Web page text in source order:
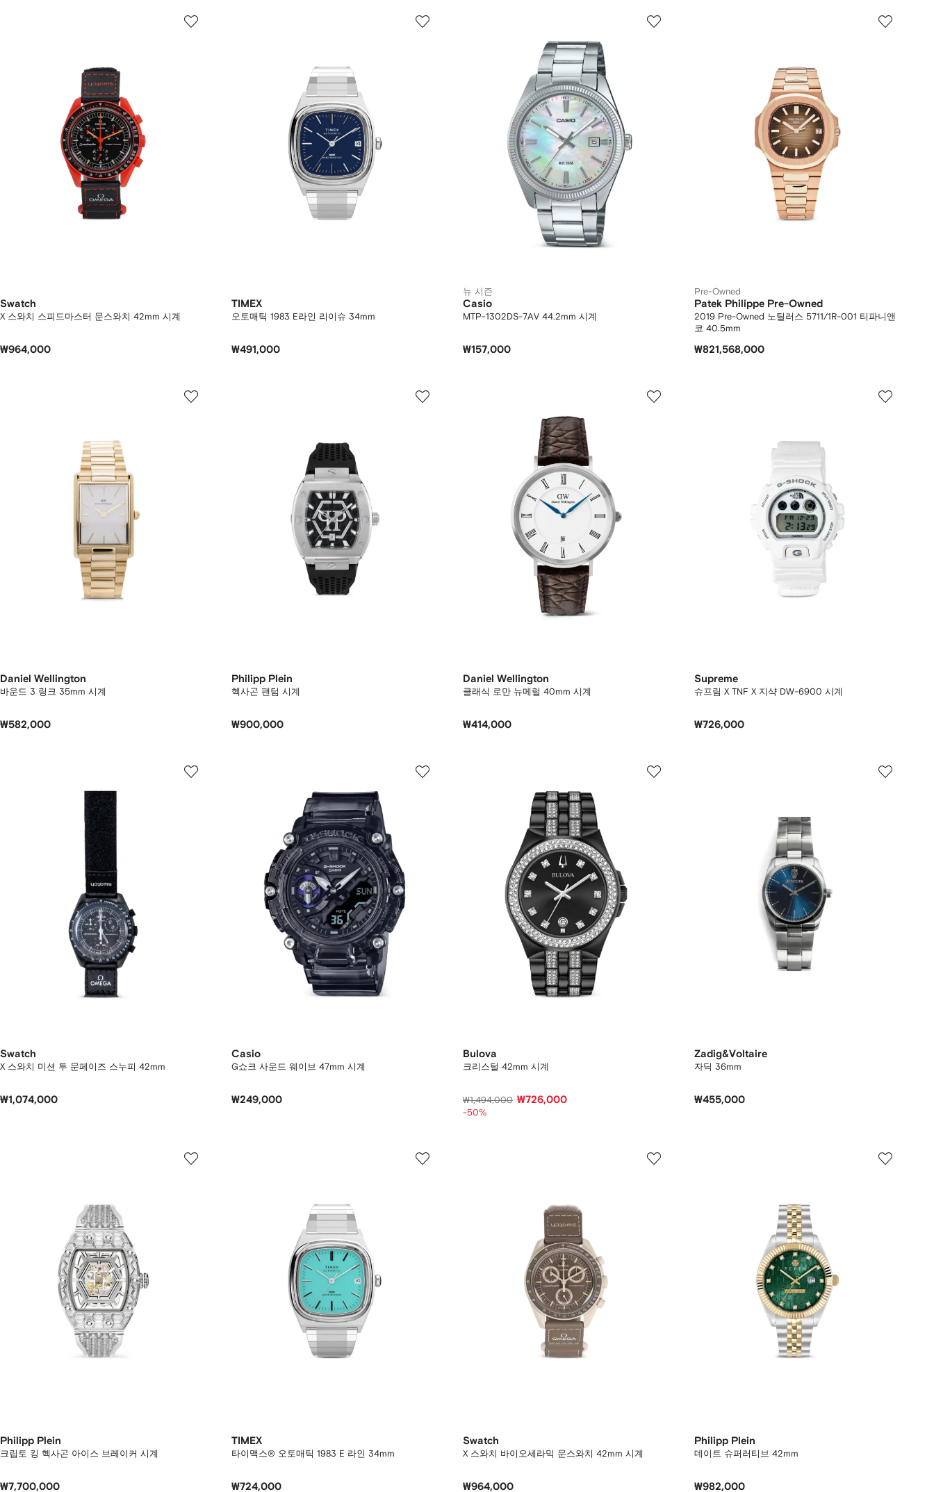
Swatch
X 스와치 스피드마스터 문스와치 42mm 시계
₩964,000
TIMEX
오토매틱 1983 E라인 리이슈 34mm
₩491,000
뉴 시즌
Casio
MTP-1302DS-7AV 44.2mm 시계
₩157,000
Pre-Owned
Patek Philippe Pre-Owned
2019 Pre-Owned 노틸러스 5711/1R-001 티파니앤
코 40.5mm
₩821,568,000
Daniel Wellington
바운드 3 링크 35mm 시계
₩582,000
Philipp Plein
헥사곤 팬텀 시계
₩900,000
Daniel Wellington
클래식 로만 뉴메럴 40mm 시계
₩414,000
Supreme
슈프림 X TNF X 지샥 DW-6900 시계
₩726,000
Swatch
X 스와치 미션 투 문페이즈 스누피 42mm
₩1,074,000
Casio
G쇼크 사운드 웨이브 47mm 시계
₩249,000
Bulova
크리스털 42mm 시계
₩1,494,000 ₩726,000
-50%
Zadig&Voltaire
자딕 36mm
₩455,000
Philipp Plein
크립토 킹 헥사곤 아이스 브레이커 시계
₩7,700,000
TIMEX
타이맥스® 오토매틱 1983 E 라인 34mm
₩724,000
Swatch
X 스와치 바이오세라믹 문스와치 42mm 시계
₩964,000
Philipp Plein
데이트 슈퍼러티브 42mm
₩982,000